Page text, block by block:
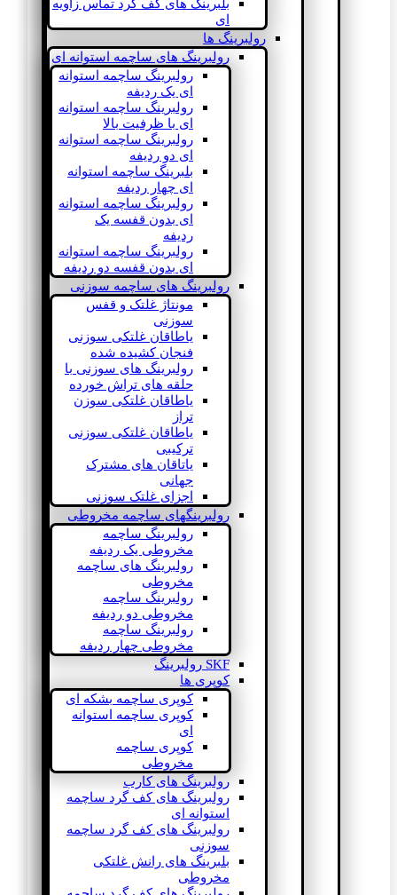
بلبرینگ های کف گرد تماس زاویه
ای
رولبرینگ ها
رولبرینگ های ساچمه استوانه ای
رولبرینگ ساچمه استوانه
ای یک ردیفه
رولبرینگ ساچمه استوانه
ای با ظرفیت بالا
رولبرینگ ساچمه استوانه
ای دو ردیفه
بلبرینگ ساچمه استوانه
ای چهار ردیفه
رولبرینگ ساچمه استوانه
ای بدون قفسه یک
ردیفه
رولبرینگ ساچمه استوانه
ای بدون قفسه دو ردیفه
رولبرینگ های ساچمه سوزنی
مونتاژ غلتک و قفس
سوزنی
یاطاقان غلتکی سوزنی
فنجان کشیده شده
رولبرینگ های سوزنی با
حلقه های تراش خورده
یاطاقان غلتکی سوزن
تراز
یاطاقان غلتکی سوزنی
ترکیبی
یاتاقان های مشترک
جهانی
اجزای غلتک سوزنی
رولبرینگهای ساچمه مخروطی
رولبرینگ ساچمه
مخروطی یک ردیفه
رولبرینگ های ساچمه
مخروطی
رولبرینگ ساچمه
مخروطی دو ردیفه
رولبرینگ ساچمه
مخروطی چهار ردیفه
SKF رولبرینگ
کوپری ها
کوپری ساچمه بشکه ای
کوپری ساچمه استوانه
ای
کوپری ساچمه
مخروطی
رولبرینگ های کارب
رولبرینگ های کف گرد ساچمه
استوانه ای
رولبرینگ های کف گرد ساچمه
سوزنی
بلبرینگ های رانش غلتکی
مخروطی